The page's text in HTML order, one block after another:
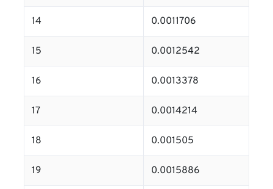
14 0.0011706
15 0.0012542
16 0.0013378
17 0.0014214
18 0.001505
19 0.0015886